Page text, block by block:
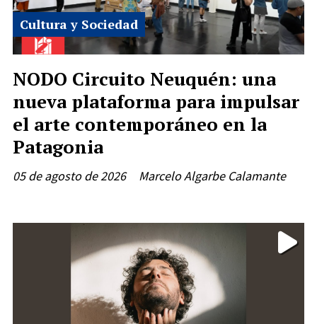
NODO Circuito Neuquén: una
nueva plataforma para impulsar
el arte contemporáneo en la
Patagonia
Marcelo Algarbe Calamante
Cultura y Sociedad
05 de agosto de 2026